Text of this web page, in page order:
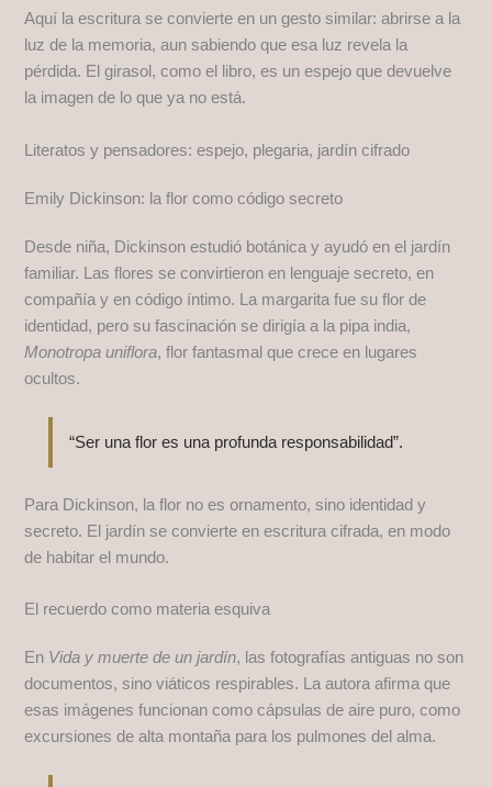
Aquí la escritura se convierte en un gesto similar: abrirse a la
luz de la memoria, aun sabiendo que esa luz revela la
pérdida. El girasol, como el libro, es un espejo que devuelve
la imagen de lo que ya no está.
Literatos y pensadores: espejo, plegaria, jardín cifrado
Emily Dickinson: la flor como código secreto
Desde niña, Dickinson estudió botánica y ayudó en el jardín
familiar. Las flores se convirtieron en lenguaje secreto, en
compañía y en código íntimo. La margarita fue su flor de
identidad, pero su fascinación se dirigía a la pipa india,
Monotropa uniflora, flor fantasmal que crece en lugares
ocultos.
“Ser una flor es una profunda responsabilidad”.
Para Dickinson, la flor no es ornamento, sino identidad y
secreto. El jardín se convierte en escritura cifrada, en modo
de habitar el mundo.
El recuerdo como materia esquiva
En Vida y muerte de un jardín, las fotografías antiguas no son
documentos, sino viáticos respirables. La autora afirma que
esas imágenes funcionan como cápsulas de aire puro, como
excursiones de alta montaña para los pulmones del alma.